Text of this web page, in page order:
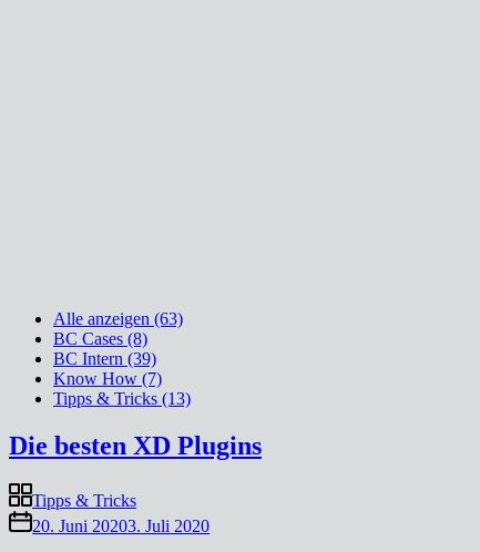
Alle anzeigen (63)
BC Cases (8)
BC Intern (39)
Know How (7)
Tipps & Tricks (13)
Die besten XD Plugins
Tipps & Tricks
20. Juni 20203. Juli 2020